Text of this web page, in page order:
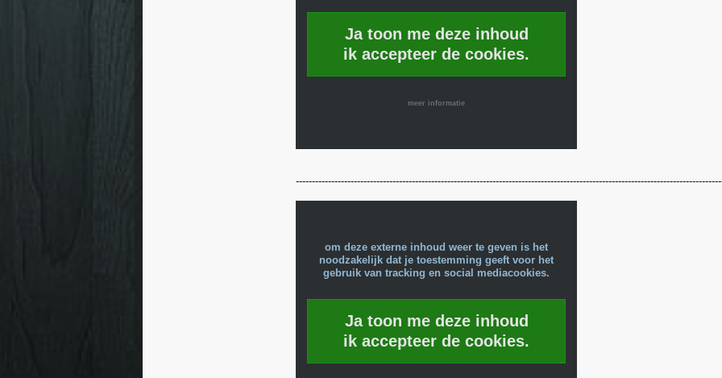
Ja toon me deze inhoud
ik accepteer de cookies.
meer informatie
om deze externe inhoud weer te geven is het
noodzakelijk dat je toestemming geeft voor het
gebruik van tracking en social mediacookies.
Ja toon me deze inhoud
ik accepteer de cookies.